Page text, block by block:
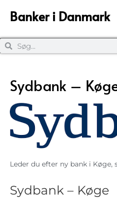
Banker i Danmark
Sydbank –
Leder du efter ny bank i Køge,
Sydbank – Køge